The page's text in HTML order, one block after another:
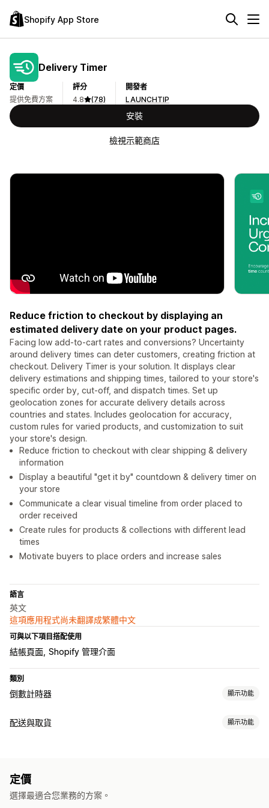
Shopify App Store
Delivery Timer
定價
提供免費方案
評分
4.8
(78)
開發者
LAUNCHTIP
安裝
檢視示範商店
Reduce friction to checkout by displaying an
estimated delivery date on your product pages.
Facing low add-to-cart rates and conversions? Uncertainty
around delivery times can deter customers, creating friction at
checkout. Delivery Timer is your solution. It displays clear
delivery estimations and shipping times, tailored to your store's
specific order by, cut-off, and dispatch times. Set up
geolocation zones for accurate delivery details across
countries and states. Includes geolocation for accuracy,
custom rules for varied products, and customization to suit
your store's design.
Reduce friction to checkout with clear shipping & delivery
information
Display a beautiful "get it by" countdown & delivery timer on
your store
Communicate a clear visual timeline from order placed to
order received
Create rules for products & collections with different lead
times
Motivate buyers to place orders and increase sales
語言
英文
這項應用程式尚未翻譯成繁體中文
可與以下項目搭配使用
結帳頁面 Shopify 管理介面
類別
倒數計時器 顯示功能
顯示選項
計時選項
定期 日期範圍 指定結束日期
配送與取貨 顯示功能
定價
選擇最適合您業務的方案。